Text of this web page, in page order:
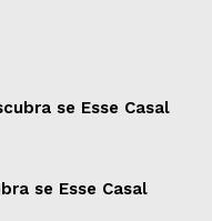
se Esse Casal
se Esse Casal